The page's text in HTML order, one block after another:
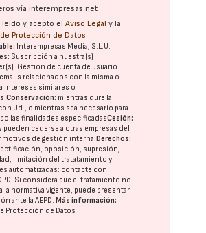
vía interempresas.net
leído y acepto elAviso Legal y la
Protección de Datos
Interempresas Media, S.L.U.
Suscripción a nuestra(s)
Gestión de cuenta de usuario.
relacionados con la misma o
intereses similares o
Conservación: mientras dure la
Ud., o mientras sea necesario para
las finalidades especificadasCesión:
pueden cederse a otras empresas del
motivos de gestión interna. Derechos:
oposición, supresión,
limitación del tratatamiento y
automatizadas: contacte con
. Si considera que el tratamiento no
la normativa vigente, puede presentar
ante laAEPD. Más información:
Protección de Datos